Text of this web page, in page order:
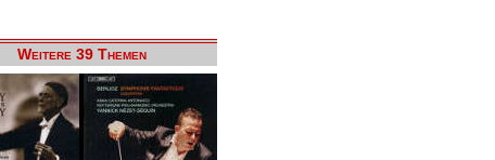
Weitere 39 Themen